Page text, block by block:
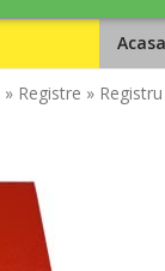
Acasa
» Registre »